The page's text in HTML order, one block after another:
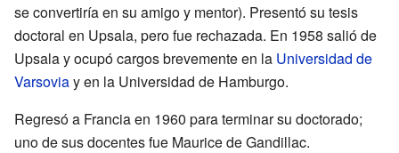
se convertiría en su amigo y mentor). Presentó su tesis
doctoral en Upsala, pero fue rechazada. En 1958 salió de
Upsala y ocupó cargos brevemente en la Universidad de
Varsoviay en la Universidad de Hamburgo.
Regresó a Francia en 1960 para terminar su doctorado;
uno de sus docentes fue Maurice de Gandillac.